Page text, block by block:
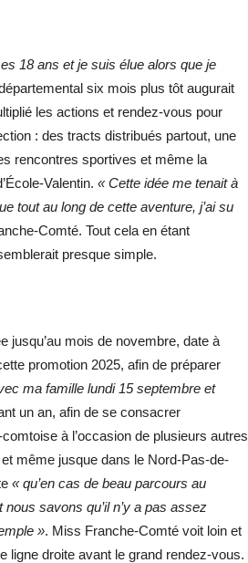
18 ans et je suis élue alors que je
six mois plus tôt augurait
les actions et rendez-vous pour
: des tracts distribués partout, une
rencontres sportives et même la
Valentin. « Cette idée me tenait à
tout au long de cette aventure, j’ai su
Comté. Tout cela en étant
presque simple.
jusqu’au mois de novembre, date à
promotion 2025, afin de préparer
ma famille lundi 15 septembre et
un an, afin de se consacrer
à l’occasion de plusieurs autres
même jusque dans le Nord-Pas-de-
« qu’en cas de beau parcours au
savons qu’il n’y a pas assez
». Miss Franche-Comté voit loin et
ligne droite avant le grand rendez-vous.